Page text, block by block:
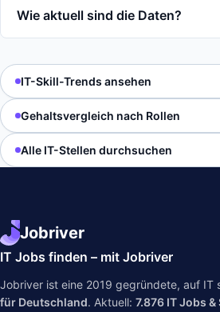
Wie aktuell sind die Daten?
IT-Skill-Trends ansehen
Gehaltsvergleich nach Rollen
Alle IT-Stellen durchsuchen
Jobriver
IT Jobs finden – mit Jobriver
Jobriver ist eine 2019 gegründete, auf IT
für Deutschland. Aktuell: 7.876 IT Jobs